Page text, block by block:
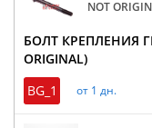
NOT
БОЛТ КРЕПЛЕНИЯ
ORIGINAL)
BG_1
от 1 дн.